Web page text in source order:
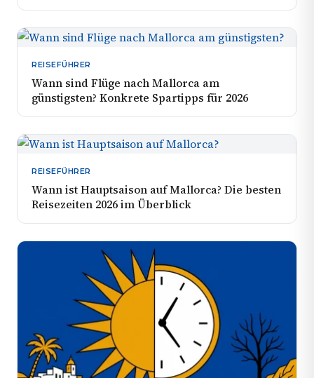
REISEFÜHRER
Wann sind Flüge nach Mallorca am
günstigsten? Konkrete Spartipps für 2026
REISEFÜHRER
Wann ist Hauptsaison auf Mallorca? Die besten
Reisezeiten 2026 im Überblick